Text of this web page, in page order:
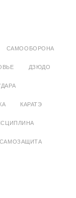
САМООБОРОНА
ДЗЮДО
КАРАТЭ
САМОЗАЩИТА